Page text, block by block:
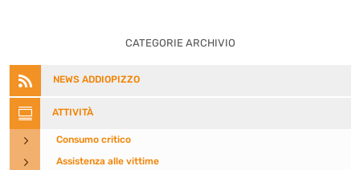
CATEGORIE ARCHIVIO
 NEWS ADDIOPIZZO
 ATTIVITÀ
5 Consumo critico
5 Assistenza alle vittime